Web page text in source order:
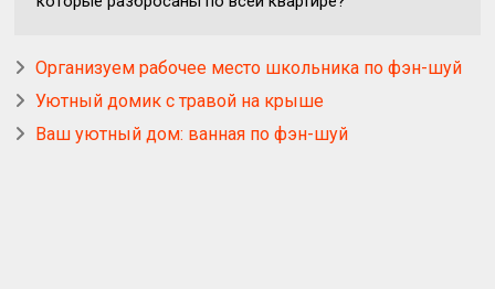
Организуем рабочее место школьника по фэн-шуй
Уютный домик с травой на крыше
Ваш уютный дом: ванная по фэн-шуй